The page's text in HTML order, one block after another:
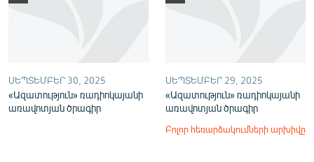
ՍԵՊՏԵՄԲԵՐ 30, 2025
«Ազատություն» ռադիոկայանի
առավոտյան ծրագիր
ՍԵՊՏԵՄԲԵՐ 29, 2025
«Ազատություն» ռադիոկայանի
առավոտյան ծրագիր
Բոլոր հեռարձակումների արխիվը